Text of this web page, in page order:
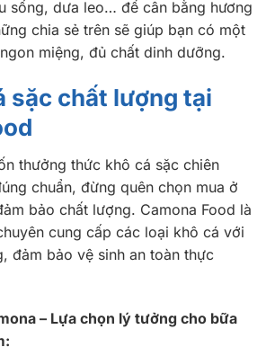
sống, dưa leo… để cân bằng hương
chia sẻ trên sẽ giúp bạn có một
miệng, đủ chất dinh dưỡng.
sặc chất lượng tại
thưởng thức khô cá sặc chiên
chuẩn, đừng quên chọn mua ở
bảo chất lượng. Camona Food là
cung cấp các loại khô cá với
đảm bảo vệ sinh an toàn thực
– Lựa chọn lý tưởng cho bữa